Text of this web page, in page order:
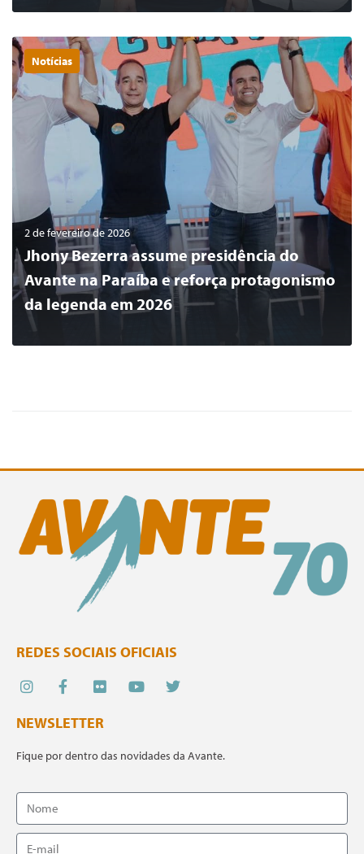
LER MAIS 0
Notícias
2 de fevereiro de 2026
Jhony Bezerra assume presidência do
Avante na Paraíba e reforça protagonismo
da legenda em 2026
REDES SOCIAIS OFICIAIS
NEWSLETTER
Fique por dentro das novidades da Avante.